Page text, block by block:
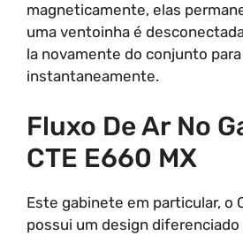
magneticamente, elas
uma ventoinha é
la novamente do conjunto
instantaneamente.
Fluxo De Ar No
CTE E660 MX
Este gabinete em particular, o
possui um design